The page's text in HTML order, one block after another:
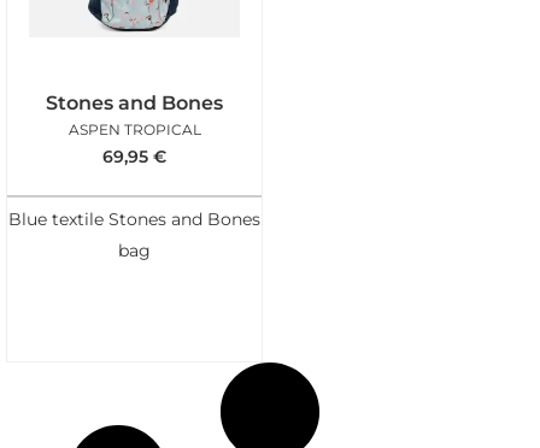
Stones and Bones
ASPEN TROPICAL
69,95 €
Blue textile Stones and Bones
bag